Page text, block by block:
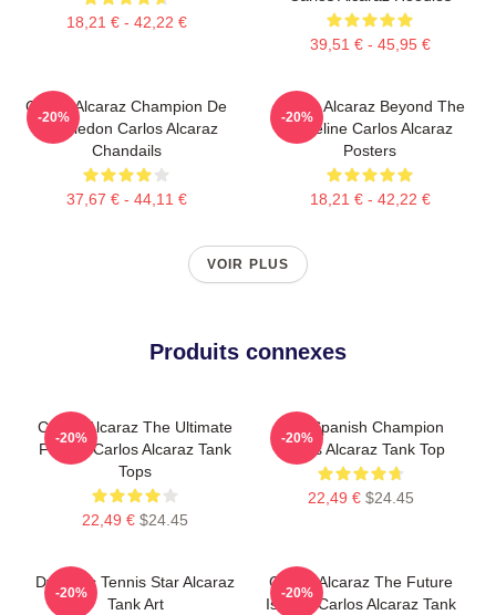
18,21 € - 42,22 €
39,51 € - 45,95 €
Carlos Alcaraz Champion De
Wimbledon Carlos Alcaraz
Chandails
37,67 € - 44,11 €
-20%
Carlos Alcaraz Beyond The
Baseline Carlos Alcaraz
Posters
18,21 € - 42,22 €
-20%
VOIR PLUS
Produits connexes
Carlos Alcaraz The Ultimate
Fighter Carlos Alcaraz Tank
Tops
22,49 € $24.45
-20%
The Spanish Champion
Carlos Alcaraz Tank Top
22,49 € $24.45
-20%
Dynamic Tennis Star Alcaraz
Tank Art
-20%
Carlos Alcaraz The Future
Is Now Carlos Alcaraz Tank
-20%